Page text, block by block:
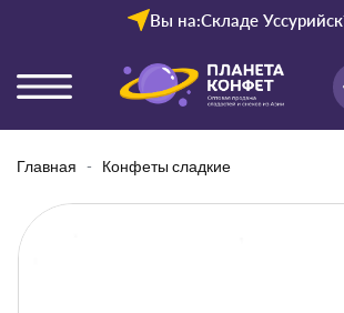
Вы на:Складе Уссурийск
Главная Конфеты сладкие